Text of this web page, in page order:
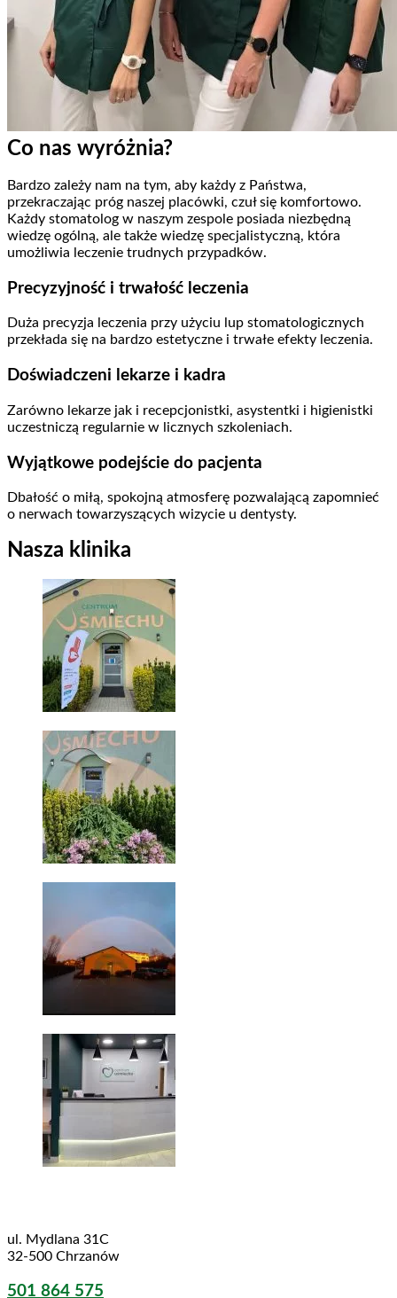
Co nas wyróżnia?
Bardzo zależy nam na tym, aby każdy z Państwa,
przekraczając próg naszej placówki, czuł się komfortowo.
Każdy stomatolog w naszym zespole posiada niezbędną
wiedzę ogólną, ale także wiedzę specjalistyczną, która
umożliwia leczenie trudnych przypadków.
Precyzyjność i trwałość leczenia
Duża precyzja leczenia przy użyciu lup stomatologicznych
przekłada się na bardzo estetyczne i trwałe efekty leczenia.
Doświadczeni lekarze i kadra
Zarówno lekarze jak i recepcjonistki, asystentki i higienistki
uczestniczą regularnie w licznych szkoleniach.
Wyjątkowe podejście do pacjenta
Dbałość o miłą, spokojną atmosferę pozwalającą zapomnieć
o nerwach towarzyszących wizycie u dentysty.
Nasza klinika
ul. Mydlana 31C
32-500 Chrzanów
501 864 575